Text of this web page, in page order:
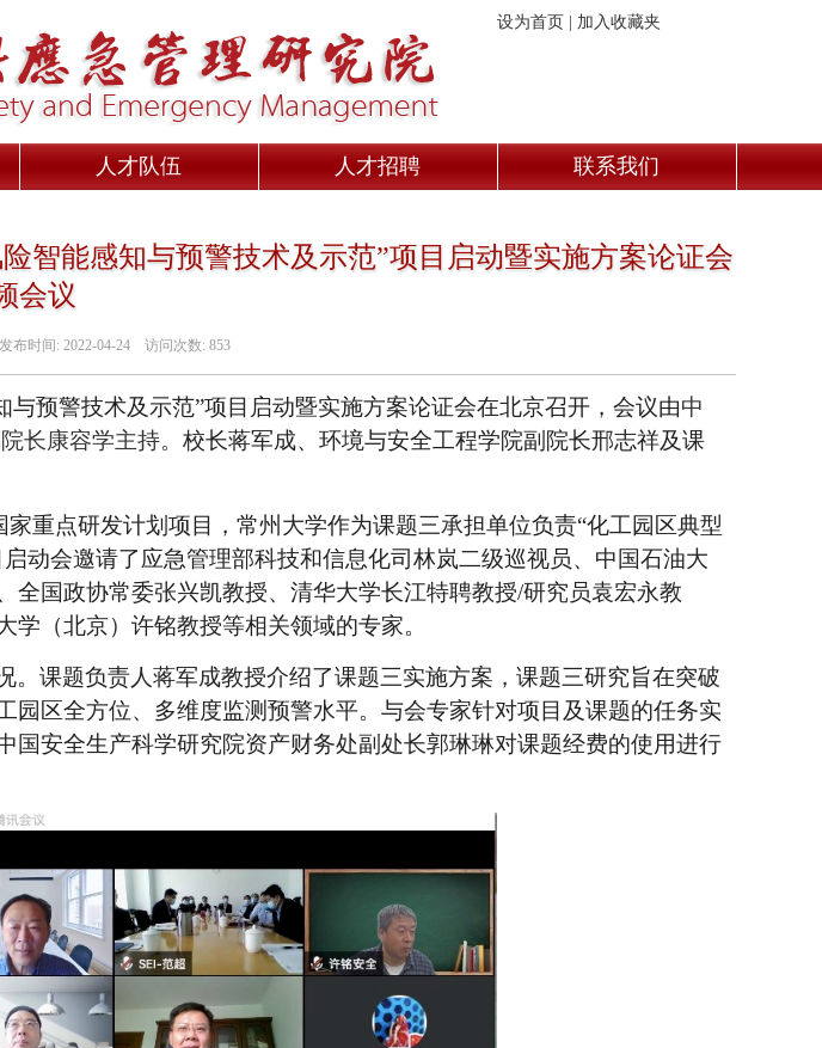
设为首页 加入收藏夹
人才队伍 人才招聘 联系我们
智能感知与预警技术及示范”项目启动暨实施方案论证会
会议
时间: 2022-04-24访问次数: 853
与预警技术及示范”项目 启动暨实施方案论证会在北京召开， 会议由中
长康容学主持。 校长蒋军成、环境与安全工程学院副院长邢志祥及课
家重点研发计划项目，常州大学作为课题三承担单位负责“化工园区典型
启动会邀请了应急管理部科技和信息化司林岚二级巡视员、 中国石油大
全国政协常委张兴凯教授、清华大学长江特聘教授/研究员袁宏永教
学（北京） 许铭教授等相关领域的专家。
。 课题负责人蒋军成教授介绍了课题三实施方案 ，课题三研究旨在突破
园区全方位、多维度监测预警水平。与会专家针对项目及课题的任务实
国安全生产科学研究院资产财务处副处长郭琳琳对课题经费的使用进行